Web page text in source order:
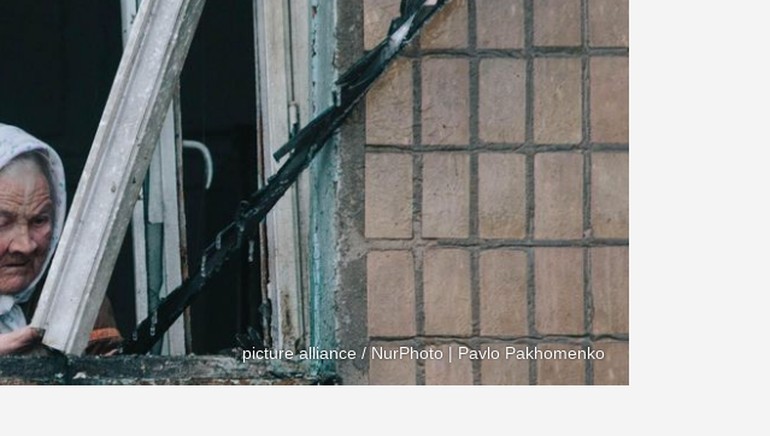
picture alliance / NurPhoto | Pavlo Pakhomenko